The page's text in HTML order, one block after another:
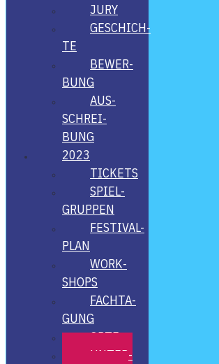
JURY
GESCHICH­
TE
BEWER­
BUNG
AUS­
SCHREI­
BUNG
2023
TICKETS
SPIEL­
GRUP­PEN
FES­­TI­­VAL-
PLAN
WORK­
SHOPS
FACH­TA­
GUNG
ORTE
UNTER­